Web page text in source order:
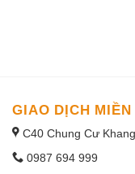
GIAO DỊCH MIỀN
C40 Chung Cư
0987 694 999